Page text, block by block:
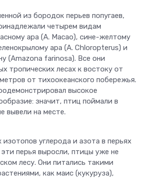
из бородок перьев попугаев,
четырем видам
ара (A. Macao), сине-желтому
ара (A. Chloropterus) и
(Amazona farinosa). Все они
тропических лесах к востоку от
от тихоокеанского побережья.
высокое
значит, птиц поймали в
вывели на месте.
углерода и азота в перьях
эти перья выросли, птицы уже не
лесу. Они питались такими
как маис (кукуруза),